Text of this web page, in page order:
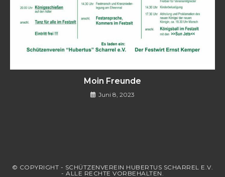
Moin Freunde
Juni 8, 2023
© COPYRIGHT - SCHÜTZENVEREIN HUBERTUS SCHARREL E.V.
- ALLE RECHTE VORBEHALTEN.